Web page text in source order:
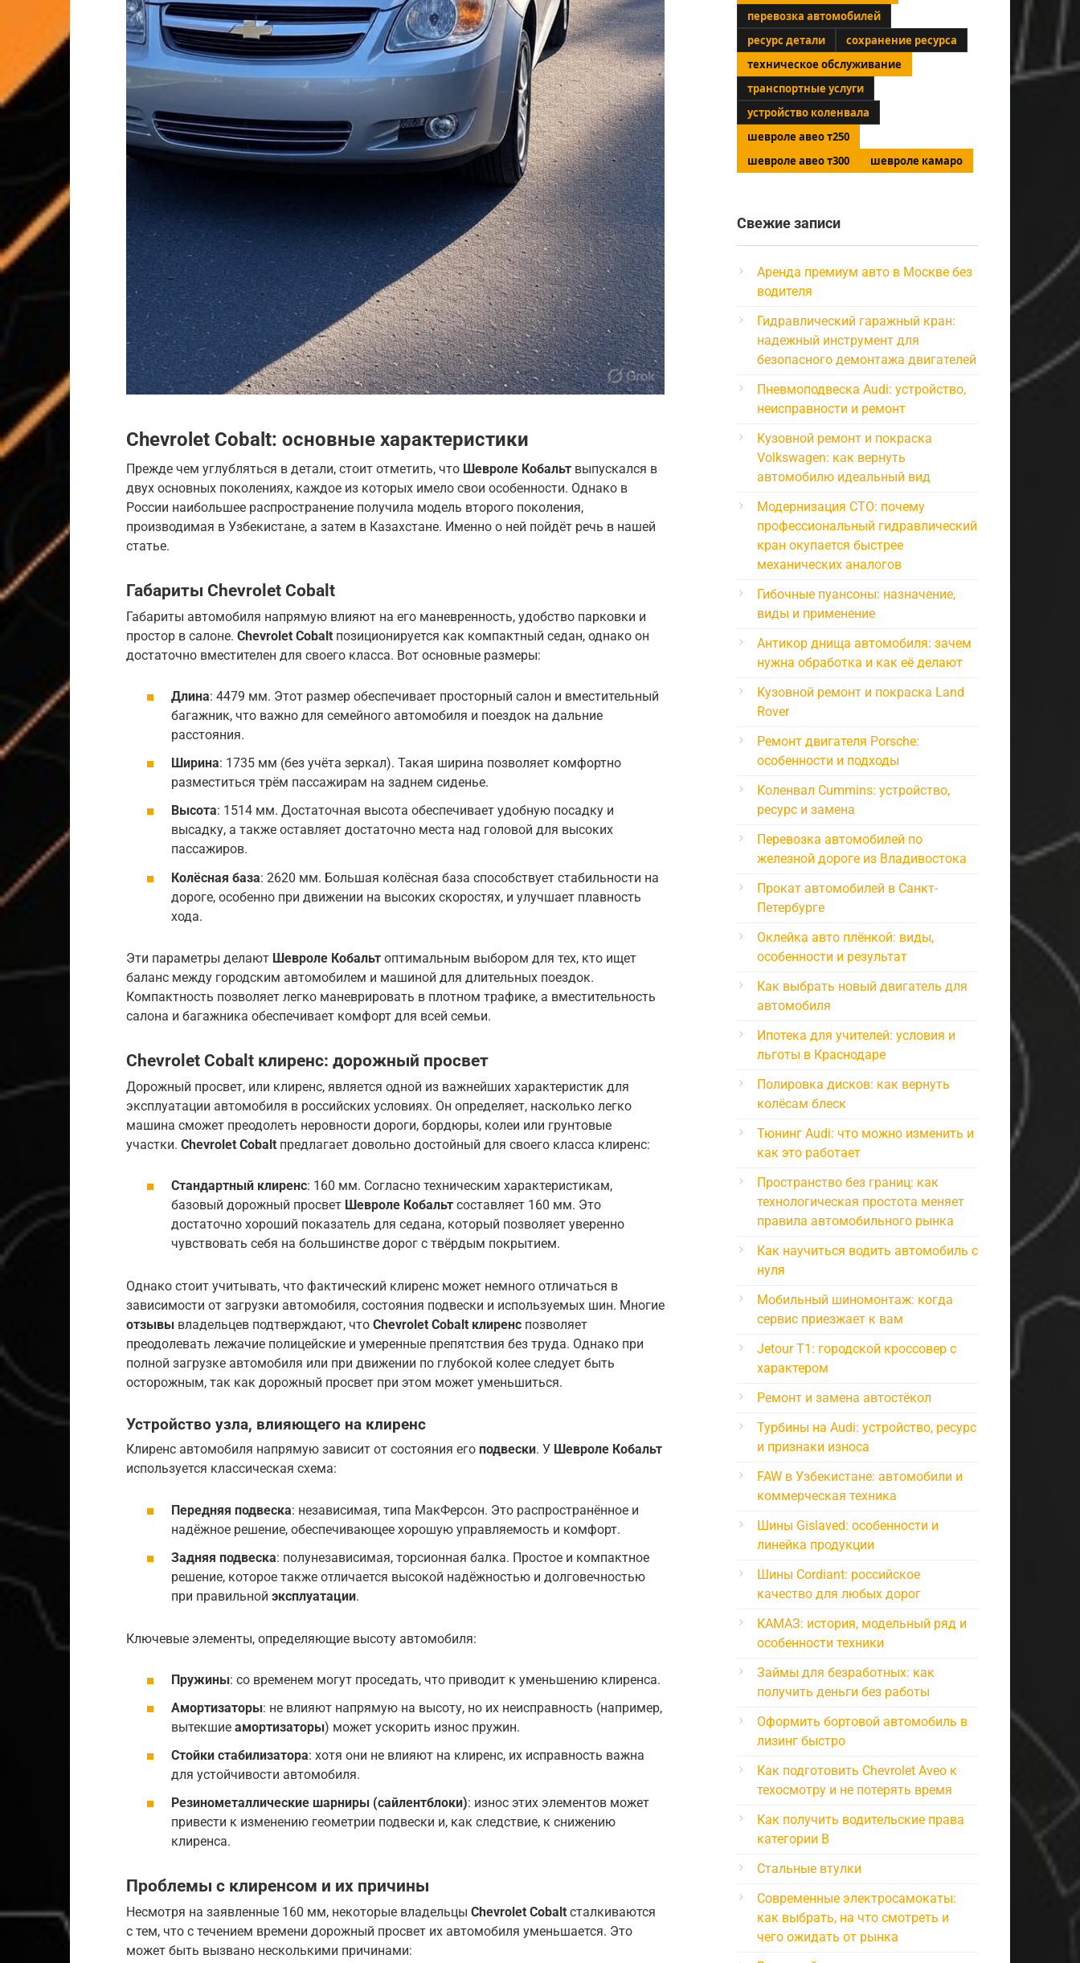
Chevrolet Cobalt: основные характеристики
Прежде чем углубляться в детали, стоит отметить, что Шевроле Кобальт выпускался в
двух основных поколениях, каждое из которых имело свои особенности. Однако в
России наибольшее распространение получила модель второго поколения,
производимая в Узбекистане, а затем в Казахстане. Именно о ней пойдёт речь в нашей
статье.
Габариты Chevrolet Cobalt
Габариты автомобиля напрямую влияют на его маневренность, удобство парковки и
простор в салоне. Chevrolet Cobalt позиционируется как компактный седан, однако он
достаточно вместителен для своего класса. Вот основные размеры:
Длина: 4479 мм. Этот размер обеспечивает просторный салон и вместительный
багажник, что важно для семейного автомобиля и поездок на дальние
расстояния.
Ширина: 1735 мм (без учёта зеркал). Такая ширина позволяет комфортно
разместиться трём пассажирам на заднем сиденье.
Высота: 1514 мм. Достаточная высота обеспечивает удобную посадку и
высадку, а также оставляет достаточно места над головой для высоких
пассажиров.
Колёсная база: 2620 мм. Большая колёсная база способствует стабильности на
дороге, особенно при движении на высоких скоростях, и улучшает плавность
хода.
Эти параметры делают Шевроле Кобальт оптимальным выбором для тех, кто ищет
баланс между городским автомобилем и машиной для длительных поездок.
Компактность позволяет легко маневрировать в плотном трафике, а вместительность
салона и багажника обеспечивает комфорт для всей семьи.
Chevrolet Cobalt клиренс: дорожный просвет
Дорожный просвет, или клиренс, является одной из важнейших характеристик для
эксплуатации автомобиля в российских условиях. Он определяет, насколько легко
машина сможет преодолеть неровности дороги, бордюры, колеи или грунтовые
участки. Chevrolet Cobalt предлагает довольно достойный для своего класса клиренс:
Стандартный клиренс: 160 мм. Согласно техническим характеристикам,
базовый дорожный просвет Шевроле Кобальт составляет 160 мм. Это
достаточно хороший показатель для седана, который позволяет уверенно
чувствовать себя на большинстве дорог с твёрдым покрытием.
Однако стоит учитывать, что фактический клиренс может немного отличаться в
зависимости от загрузки автомобиля, состояния подвески и используемых шин. Многие
отзывы владельцев подтверждают, что Chevrolet Cobalt клиренс позволяет
преодолевать лежачие полицейские и умеренные препятствия без труда. Однако при
полной загрузке автомобиля или при движении по глубокой колее следует быть
осторожным, так как дорожный просвет при этом может уменьшиться.
Устройство узла, влияющего на клиренс
Клиренс автомобиля напрямую зависит от состояния его подвески. У Шевроле Кобальт
используется классическая схема:
Передняя подвеска: независимая, типа МакФерсон. Это распространённое и
надёжное решение, обеспечивающее хорошую управляемость и комфорт.
Задняя подвеска: полунезависимая, торсионная балка. Простое и компактное
решение, которое также отличается высокой надёжностью и долговечностью
при правильной эксплуатации.
Ключевые элементы, определяющие высоту автомобиля:
Пружины: со временем могут проседать, что приводит к уменьшению клиренса.
Амортизаторы: не влияют напрямую на высоту, но их неисправность (например,
вытекшие амортизаторы) может ускорить износ пружин.
Стойки стабилизатора: хотя они не влияют на клиренс, их исправность важна
для устойчивости автомобиля.
Резинометаллические шарниры (сайлентблоки): износ этих элементов может
привести к изменению геометрии подвески и, как следствие, к снижению
клиренса.
Проблемы с клиренсом и их причины
Несмотря на заявленные 160 мм, некоторые владельцы Chevrolet Cobalt сталкиваются
с тем, что с течением времени дорожный просвет их автомобиля уменьшается. Это
может быть вызвано несколькими причинами:
перевозка автомобилей
ресурс детали
сохранение ресурса
техническое обслуживание
транспортные услуги
устройство коленвала
шевроле авео т250
шевроле авео т300
шевроле камаро
Свежие записи
Аренда премиум авто в Москве без
водителя
Гидравлический гаражный кран:
надежный инструмент для
безопасного демонтажа двигателей
Пневмоподвеска Audi: устройство,
неисправности и ремонт
Кузовной ремонт и покраска
Volkswagen: как вернуть
автомобилю идеальный вид
Модернизация СТО: почему
профессиональный гидравлический
кран окупается быстрее
механических аналогов
Гибочные пуансоны: назначение,
виды и применение
Антикор днища автомобиля: зачем
нужна обработка и как её делают
Кузовной ремонт и покраска Land
Rover
Ремонт двигателя Porsche:
особенности и подходы
Коленвал Cummins: устройство,
ресурс и замена
Перевозка автомобилей по
железной дороге из Владивостока
Прокат автомобилей в Санкт-
Петербурге
Оклейка авто плёнкой: виды,
особенности и результат
Как выбрать новый двигатель для
автомобиля
Ипотека для учителей: условия и
льготы в Краснодаре
Полировка дисков: как вернуть
колёсам блеск
Тюнинг Audi: что можно изменить и
как это работает
Пространство без границ: как
технологическая простота меняет
правила автомобильного рынка
Как научиться водить автомобиль с
нуля
Мобильный шиномонтаж: когда
сервис приезжает к вам
Jetour T1: городской кроссовер с
характером
Ремонт и замена автостёкол
Турбины на Audi: устройство, ресурс
и признаки износа
FAW в Узбекистане: автомобили и
коммерческая техника
Шины Gislaved: особенности и
линейка продукции
Шины Cordiant: российское
качество для любых дорог
КАМАЗ: история, модельный ряд и
особенности техники
Займы для безработных: как
получить деньги без работы
Оформить бортовой автомобиль в
лизинг быстро
Как подготовить Chevrolet Aveo к
техосмотру и не потерять время
Как получить водительские права
категории B
Стальные втулки
Современные электросамокаты:
как выбрать, на что смотреть и
чего ожидать от рынка